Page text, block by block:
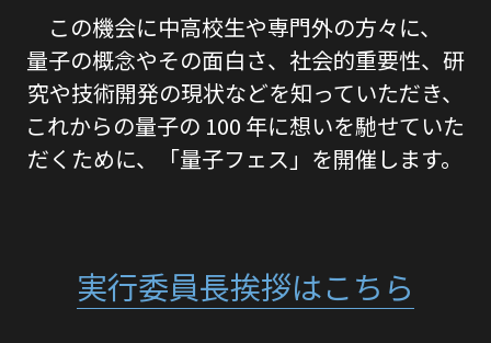
この機会に中⾼校⽣や専門外の⽅々に、
量⼦の概念やその⾯⽩さ、社会的重要性、研
究や技術開発の現状などを知っていただき、
これからの量⼦の 100 年に想いを馳せていた
だくために、「量⼦フェス」を開催します。
実行委員長挨拶はこちら